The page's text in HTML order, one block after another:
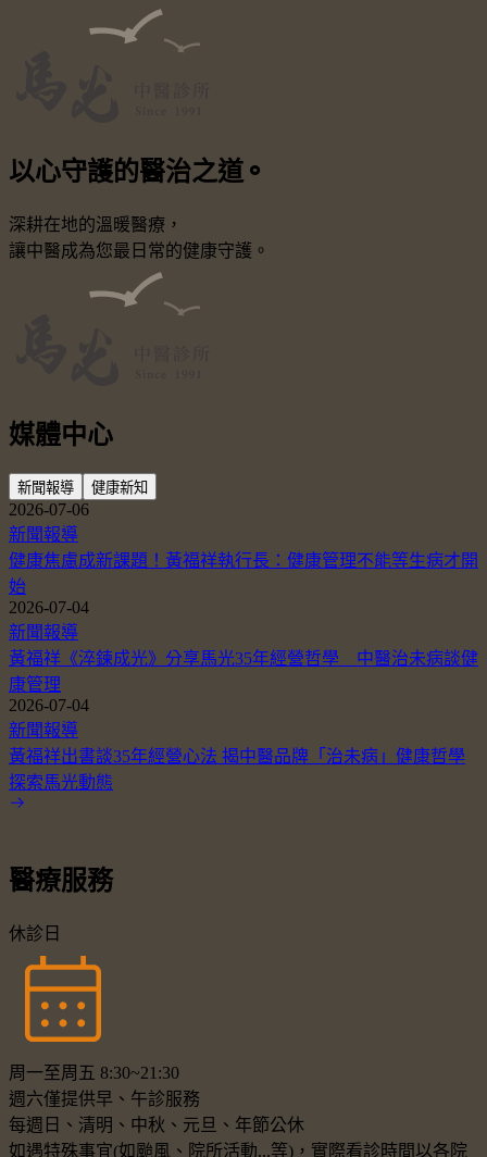
以心守護的醫治之道 ⚬
深耕在地的溫暖醫療，
讓中醫成為您最日常的健康守護。
媒體中心
新聞報導 健康新知
2026-07-06
新聞報導
健康焦慮成新課題！黃福祥執行長：健康管理不能等生病才開
始
2026-07-04
新聞報導
黃福祥《淬鍊成光》分享馬光35年經營哲學 中醫治未病談健
康管理
2026-07-04
新聞報導
黃福祥出書談35年經營心法 揭中醫品牌「治未病」健康哲學
探索馬光動態
醫療服務
休診日
周一至周五 8:30~21:30
週六僅提供早、午診服務
每週日、清明、中秋、元旦、年節公休
如遇特殊事宜(如颱風、院所活動...等)，實際看診時間以各院